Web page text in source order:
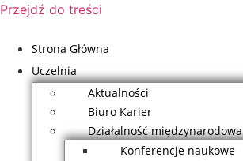
Przejdź do treści
Strona Główna
Uczelnia
Aktualności
Biuro Karier
Działalność międzynarodowa
Konferencje naukowe